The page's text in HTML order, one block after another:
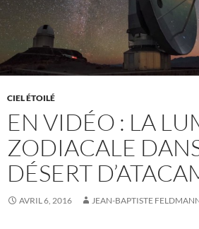
CIEL ÉTOILÉ
EN VIDÉO : LA
ZODIACALE
DÉSERT
AVRIL 6, 2016 JEAN-BAPTISTE